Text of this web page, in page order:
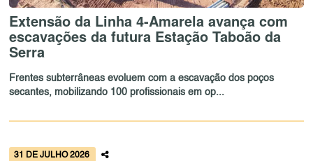
Extensão da Linha 4-Amarela avança com
escavações da futura Estação Taboão da
Serra
Frentes subterrâneas evoluem com a escavação dos poços
secantes, mobilizando 100 profissionais em op...
31 DE JULHO 2026